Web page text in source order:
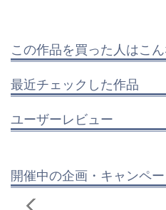
この作品を買った人はこ
最近チェックした作品
ユーザーレビュー
開催中の企画・キャンペ